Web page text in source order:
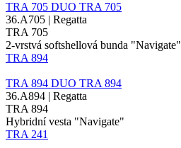
TRA 705 DUO TRA 705
36.A705 | Regatta
TRA 705
2-vrstvá softshellová bunda "Navigate"
TRA 894
TRA 894 DUO TRA 894
36.A894 | Regatta
TRA 894
Hybridní vesta "Navigate"
TRA 241